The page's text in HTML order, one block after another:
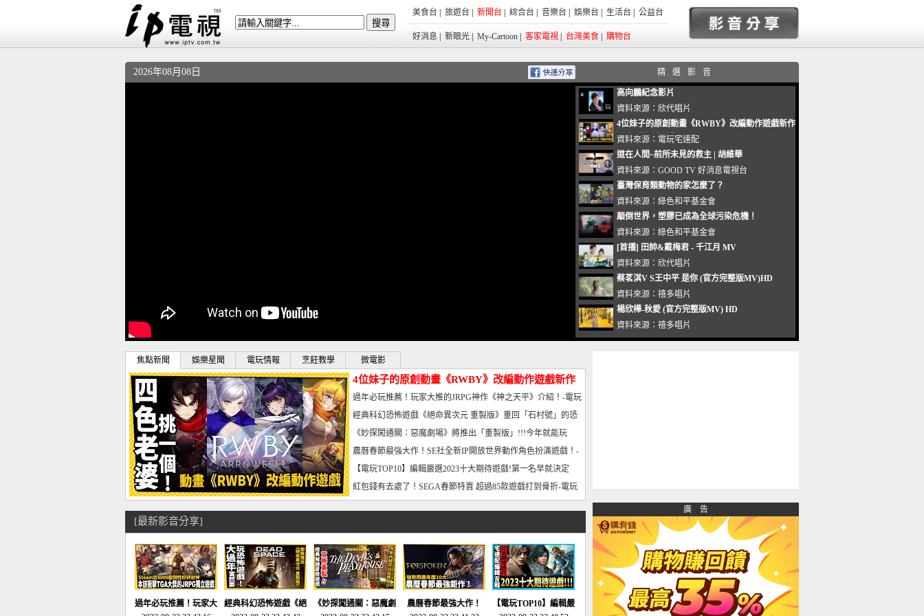
美食台 旅遊台 新聞台 綜合台 音樂台 娛樂台 生活台 公益台
好消息 新眼光 My-Cartoon 客家電視 台灣美食 購物台
2026年08月08日 精選影音
高向鵬紀念影片
資料來源： 欣代唱片
4位妹子的原創動畫《RWBY》改編動作遊戲新作
曝光_電玩宅速配20221102
資料來源： 電玩宅速配
道在人間~前所未見的救主 | 胡維華
資料來源： GOOD TV 好消息電視台
臺灣保育類動物的家怎麼了？
資料來源： 綠色和平基金會
顛倒世界，塑膠已成為全球污染危機！
資料來源： 綠色和平基金會
[首播] 田帥&戴梅君 - 千江月 MV
資料來源： 欣代唱片
蔡茗淇V S王中平 是你 (官方完整版MV)HD
資料來源： 禧多唱片
楊欣樺-秋愛 (官方完整版MV) HD
資料來源： 禧多唱片
焦點新聞 娛樂星聞 電玩情報 烹飪教學 微電影
4位妹子的原創動畫《RWBY》改編動作遊戲新作
曝光_電玩宅速配20221102
過年必玩推薦！玩家大推的JRPG神作《神之天平》介紹！-電玩
宅速配20230126
經典科幻恐怖遊戲《絕命異次元 重製版》重回「石村號」的恐
懼體驗-電玩宅速配20230125
《妙探闖通關：惡魔劇場》將推出「重製版」!!!今年就能玩
到!!-電玩宅速配20230124
農曆春節最強大作！SE社全新IP開放世界動作角色扮演遊戲！-
電玩宅速配20230123
【電玩TOP10】編輯嚴選2023十大期待遊戲!第一名早就決定
了，封面圖直接雷你!-電玩宅速配20230120
紅包錢有去處了！SEGA春節特賣 超過85款遊戲打到骨折-電玩
宅速配20230119
[最新影音分享]
過年必玩推薦！玩家大
經典科幻恐怖遊戲《絕
《妙探闖通關：惡魔劇
農曆春節最強大作！
【電玩TOP10】編輯嚴
廣 告